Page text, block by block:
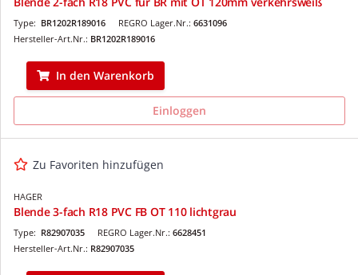
REGRO Lager.Nr.: 6631096
Type: BR1202R189016
Hersteller-Art.Nr.: BR1202R189016
In den Warenkorb
Einloggen
Zu Favoriten hinzufügen
HAGER
Blende 3-fach R18 PVC FB OT 110 lichtgrau
REGRO Lager.Nr.: 6628451
Type: R82907035
Hersteller-Art.Nr.: R82907035